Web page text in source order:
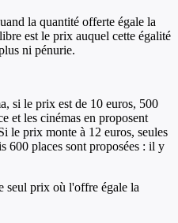
la quantité offerte égale la
est le prix auquel cette égalité
ni pénurie.
si le prix est de 10 euros, 500
et les cinémas en proposent
le prix monte à 12 euros, seules
600 places sont proposées : il y
seul prix où l'offre égale la